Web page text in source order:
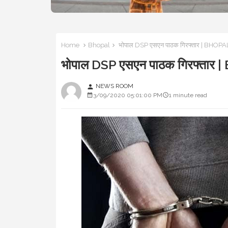
Home Bhopal भोपाल DSP एसएन पाठक गिरफ्तार |
भोपाल DSP एसएन पाठक
person NEWS ROOM
3/09/2020 05:01:00 PM
1 minute read